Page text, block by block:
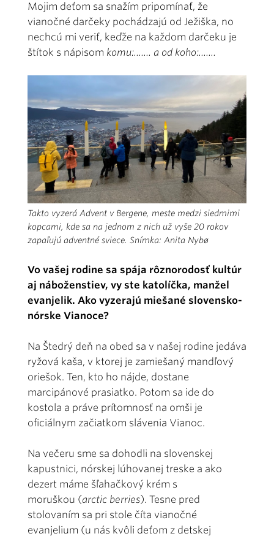
Mojim deťom sa snažím pripomínať, že
vianočné darčeky pochádzajú od Ježiška, no
nechcú mi veriť, keďže na každom darčeku je
štítok s nápisom komu:....... a od koho:.......
Takto vyzerá Advent v Bergene, meste medzi siedmimi
kopcami, kde sa na jednom z nich už vyše 20 rokov
zapaľujú adventné sviece. Snímka: Anita Nybø
Vo vašej rodine sa spája rôznorodosť kultúr
aj náboženstiev, vy ste katolíčka, manžel
evanjelik. Ako vyzerajú miešané slovensko-
nórske Vianoce?
Na Štedrý deň na obed sa v našej rodine jedáva
ryžová kaša, v ktorej je zamiešaný mandľový
oriešok. Ten, kto ho nájde, dostane
marcipánové prasiatko. Potom sa ide do
kostola a práve prítomnosť na omši je
oficiálnym začiatkom slávenia Vianoc.
Na večeru sme sa dohodli na slovenskej
kapustnici, nórskej lúhovanej treske a ako
dezert máme šľahačkový krém s
moruškou (arctic berries). Tesne pred
stolovaním sa pri stole číta vianočné
evanjelium (u nás kvôli deťom z detskej